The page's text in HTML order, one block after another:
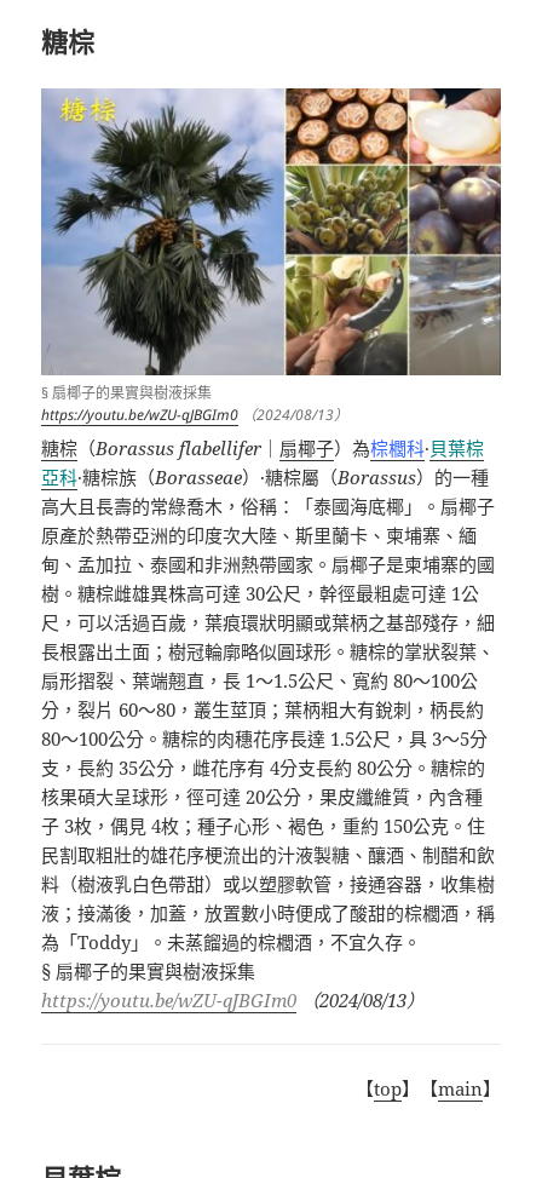
糖棕
§ 扇椰子的果實與樹液採集
https://youtu.be/wZU-qJBGIm0
（2024/08/13）
糖棕 （Borassus flabellifer ｜ 扇椰子）為棕櫚科·貝葉棕
亞科·糖棕族（Borasseae） ·糖棕屬（Borassus） 的一種
高大且長壽的常綠喬木，俗稱：「泰國海底椰」。扇椰子
原產於熱帶亞洲的印度次大陸、斯里蘭卡、柬埔寨、緬
甸、孟加拉、泰國和非洲熱帶國家。扇椰子是柬埔寨的國
樹。糖棕雌雄異株高可達 30公尺，幹徑最粗處可達 1公
尺，可以活過百歲，葉痕環狀明顯或葉柄之基部殘存，細
長根露出土面；樹冠輪廓略似圓球形。糖棕的掌狀裂葉、
扇形摺裂、葉端翹直，長 1～1.5公尺、寬約 80～100公
分，裂片 60～80 ，叢生莖頂；葉柄粗大有銳刺，柄長約
80～100公分。糖棕的肉穗花序長達 1.5公尺，具 3～5分
支，長約 35公分，雌花序有 4分支長約 80公分。糖棕的
核果碩大呈球形，徑可達 20公分，果皮纖維質，內含種
子 3枚，偶見 4枚；種子心形、褐色，重約 150公克。住
民割取粗壯的雄花序梗流出的汁液製糖、釀酒、制醋和飲
料（樹液乳白色帶甜）或以塑膠軟管，接通容器，收集樹
液；接滿後，加蓋，放置數小時便成了酸甜的棕櫚酒，稱
為「Toddy」。未蒸餾過的棕櫚酒，不宜久存。
§ 扇椰子的果實與樹液採集
https://youtu.be/wZU-qJBGIm0
（2024/08/13）
【top】【main】